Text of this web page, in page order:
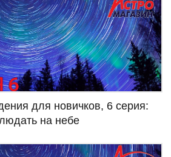
для новичков, 6 серия:
на небе